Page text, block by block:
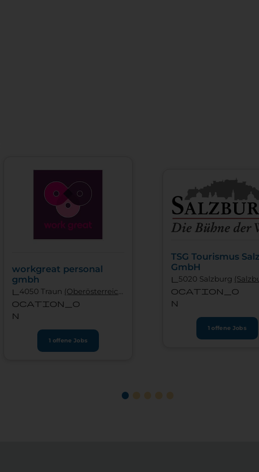
workgreat personal
gmbh
l
ocation_o
n
4050 Traun (Ober­österreich)
1 offene Jobs
TSG Tourismus
GmbH
l
ocation_o
n
5020 Salzburg
1 offene Jobs